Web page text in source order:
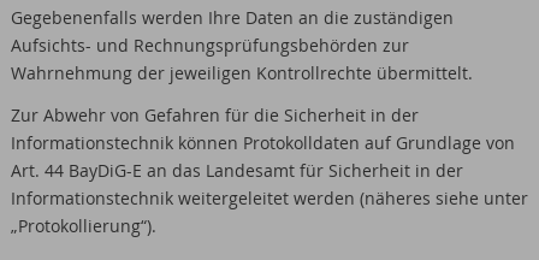
Gegebenenfalls werden Ihre Daten an die zuständigen
Aufsichts- und Rechnungsprüfungsbehörden zur
Wahrnehmung der jeweiligen Kontrollrechte übermittelt.
Zur Abwehr von Gefahren für die Sicherheit in der
Informationstechnik können Protokolldaten auf Grundlage von
Art. 44 BayDiG-E an das Landesamt für Sicherheit in der
Informationstechnik weitergeleitet werden (näheres siehe unter
„Protokollierung“).